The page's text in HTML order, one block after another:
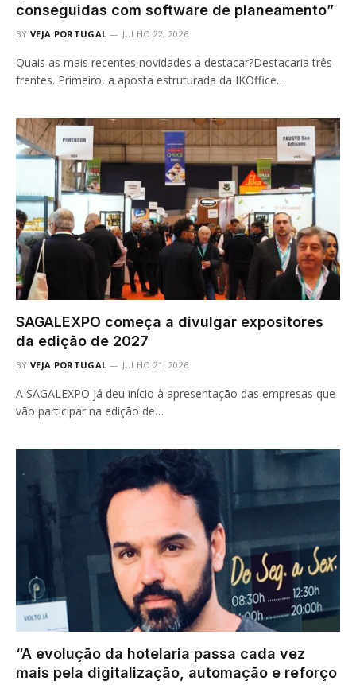
conseguidas com software de planeamento”
BY VEJA PORTUGAL JULHO 22, 2026
Quais as mais recentes novidades a destacar?Destacaria três
frentes. Primeiro, a aposta estruturada da IKOffice…
SAGALEXPO começa a divulgar expositores
da edição de 2027
BY VEJA PORTUGAL JULHO 21, 2026
A SAGALEXPO já deu início à apresentação das empresas que
vão participar na edição de…
“A evolução da hotelaria passa cada vez
mais pela digitalização, automação e reforço